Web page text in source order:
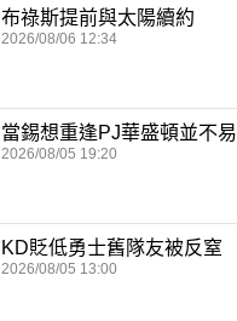
布祿斯提前與太陽續約
2026/08/06 12:34
當錫想重逢PJ華盛頓並不易
2026/08/05 19:20
KD貶低勇士舊隊友被反窒
2026/08/05 13:00